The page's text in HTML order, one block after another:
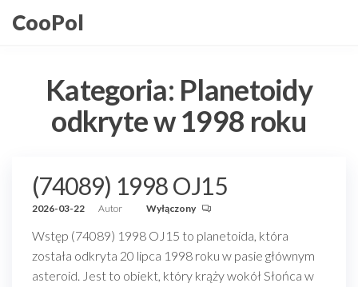
doCooPol
Kategoria: Planetoidy
odkryte w 1998 roku
(74089) 1998 OJ15
2026-03-22 Autor Wyłączony
Wstęp (74089) 1998 OJ15 to planetoida, która
została odkryta 20 lipca 1998 roku w pasie głównym
asteroid. Jest to obiekt, który krąży wokół Słońca w